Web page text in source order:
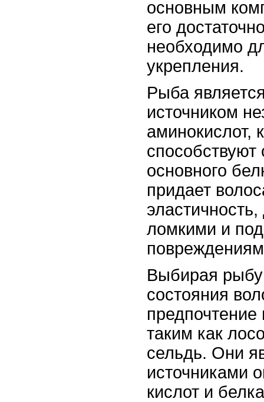
основным
его
необходимо
укрепления.
Рыба
источником
аминокислот,
способствуют
основного
придает
ломкими и
Выбирая
состояния
таким как
сельдь. Они
источниками
кислот и